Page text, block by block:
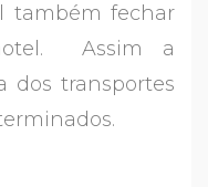
também fechar
Assim a
dos transportes